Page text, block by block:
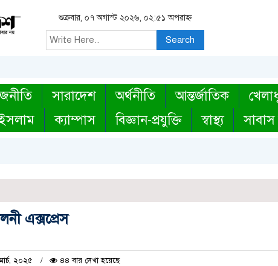
শুক্রবার, ০৭ অগাস্ট ২০২৬, ০২:৫১ অপরাহ্ন
Search
সারাদেশ অর্থনীতি আন্তর্জাতিক
ক্যাম্পাস বিজ্ঞান-প্রযুক্তি স্বাস্থ্য সাবাস
এক্সপ্রেস
২০২৫ ৪৪ বার দেখা হয়েছে